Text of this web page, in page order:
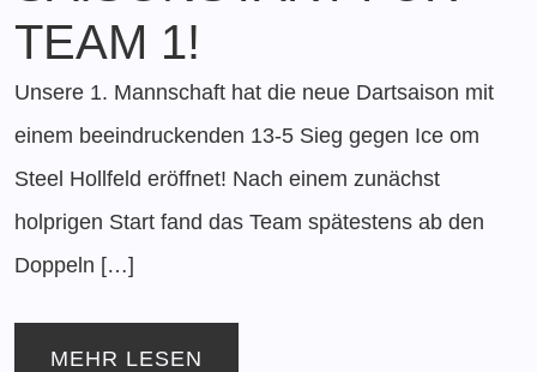
TEAM 1!
Unsere 1. Mannschaft hat die neue Dartsaison mit
einem beeindruckenden 13-5 Sieg gegen Ice om
Steel Hollfeld eröffnet! Nach einem zunächst
holprigen Start fand das Team spätestens ab den
Doppeln […]
MEHR LESEN